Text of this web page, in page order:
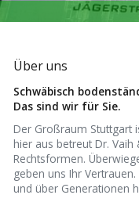
Über uns
Schwäbisch
Das sind wir für Sie.
Der Großraum Stuttgart
hier aus betreut Dr.
Rechts­formen.
geben uns Ihr
und über Generationen